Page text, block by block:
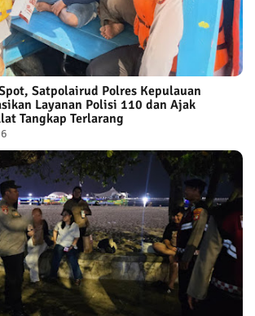
Satpolairud Polres Kepulauan
Layanan Polisi 110 dan Ajak
Tangkap Terlarang